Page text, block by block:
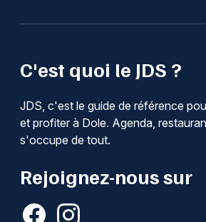
C'est quoi le JDS ?
JDS, c'est le guide de référence
et profiter à Dole. Agenda,
s'occupe de tout.
Rejoignez-nous sur